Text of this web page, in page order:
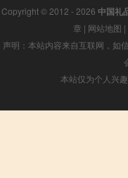
Copyright © 2012 - 2026 中国礼
章 | 网站地图 |
声明：本站内容来自互联网，如
本站仅为个人兴